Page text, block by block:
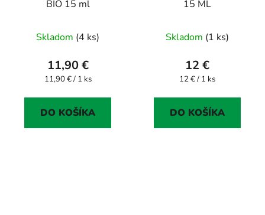
BIO 15 ml
Skladom (4 ks)
11,90 €
Jednotková
11,90 € / 1 ks
DO KOŠÍKA
15 ML
Skladom (1 ks)
12 €
Jednotková
12 € / 1 ks
DO KOŠÍKA